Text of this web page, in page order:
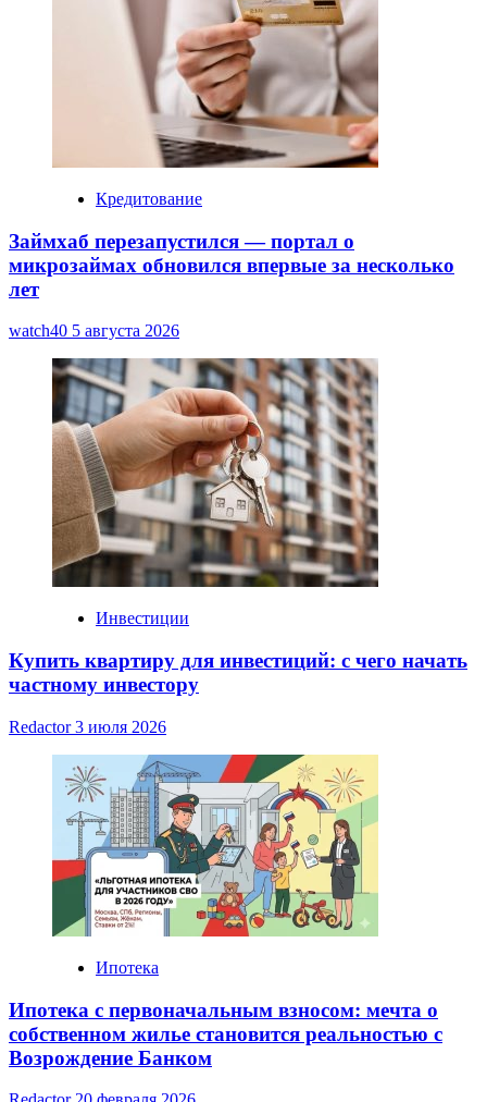
Кредитование
Займхаб перезапустился — портал о
микрозаймах обновился впервые за несколько
лет
watch40 5 августа 2026
Инвестиции
Купить квартиру для инвестиций: с чего начать
частному инвестору
Redactor3 июля 2026
Ипотека
Ипотека с первоначальным взносом: мечта о
собственном жилье становится реальностью с
Возрождение Банком